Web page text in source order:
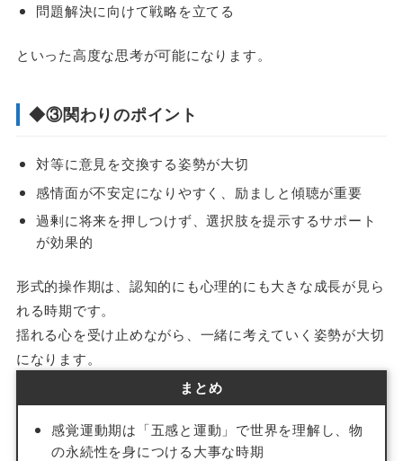
問題解決に向けて戦略を立てる
といった高度な思考が可能になります。
◆③関わりのポイント
対等に意見を交換する姿勢が大切
感情面が不安定になりやすく、励ましと傾聴が重要
過剰に将来を押しつけず、選択肢を提示するサポート
が効果的
形式的操作期は、認知的にも心理的にも大きな成長が見ら
れる時期です。
揺れる心を受け止めながら、一緒に考えていく姿勢が大切
になります。
まとめ
感覚運動期は「五感と運動」で世界を理解し、物
の永続性を身につける大事な時期